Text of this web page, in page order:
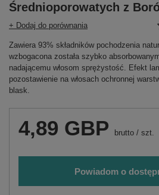
Średnioporowatych z
+ Dodaj do porównania
Zawiera 93% składników pochodzenia
wzbogacona została szybko
nadającemu włosom sprężystość. Efekt
pozostawienie na włosach ochronnej
blask.
4,89 GBP brutto / szt.
Powiadom o